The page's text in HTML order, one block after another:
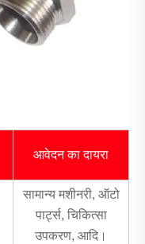
आवेदन का दायरा
सामान्य मशीनरी, ऑटो
पार्ट्स, चिकित्सा
उपकरण, आदि।